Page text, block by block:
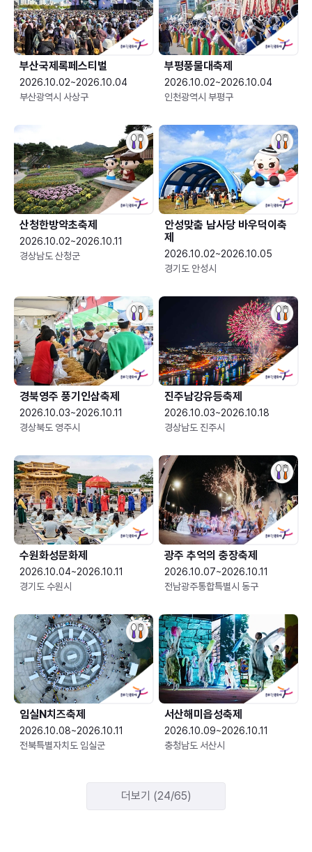
부산국제록페스티벌
2026.10.02~2026.10.04
부산광역시 사상구
부평풍물대축제
2026.10.02~2026.10.04
인천광역시 부평구
산청한방약초축제
2026.10.02~2026.10.11
경상남도 산청군
안성맞춤 남사당 바우덕이축
제
2026.10.02~2026.10.05
경기도 안성시
경북영주 풍기인삼축제
2026.10.03~2026.10.11
경상북도 영주시
진주남강유등축제
2026.10.03~2026.10.18
경상남도 진주시
수원화성문화제
2026.10.04~2026.10.11
경기도 수원시
광주 추억의 충장축제
2026.10.07~2026.10.11
전남광주통합특별시 동구
임실N치즈축제
2026.10.08~2026.10.11
전북특별자치도 임실군
서산해미읍성축제
2026.10.09~2026.10.11
충청남도 서산시
더보기 (24/65)